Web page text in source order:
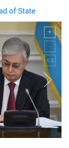
of State